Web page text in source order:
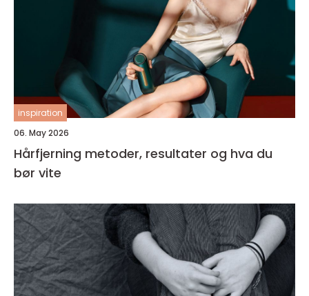
inspiration
06. May 2026
Hårfjerning metoder, resultater og hva du
bør vite